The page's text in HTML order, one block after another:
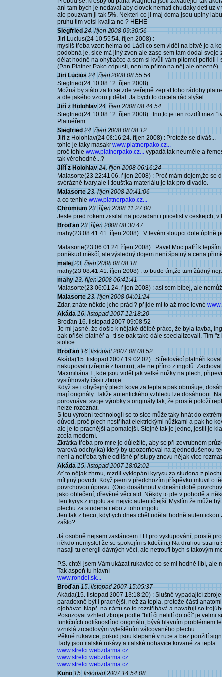
ani tam bych je nedaval aby clovek nematl chudaky deti uz
ale pouzvam ji tak 5%. Nekteri co ji maj doma jsou uplny
pruhu tim vetsi kvalita ne ? HEHE
Siegfried 24. říjen 2008 09:30:56
Jiri Lucius(24 10:55:54. říjen 2008) :
myslíš třeba vzor: helma od Láďi co sem viděl na bitvě jo a
podobná je, sice má jiný zvon ale zase sem tam dodal svoje
dělat hodně na ohýbačce a sem si kvůli vám pitomci pořídil
(Pan Platner Pako odpustí, není to přímo na něj ale obecně)
Jiri Lucius 24. říjen 2008 08:55:54
Siegfried(24 10:08:12. říjen 2008) :
Možná by stálo za to se zde veřejně zeptat toho rádoby
a dle jakého vzoru ji dělal. Ja bych to docela rád slyšel.
Jiří z Holohlav 24. říjen 2008 08:44:54
Siegfried(24 10:08:12. říjen 2008) : Inu,to je ten rozdíl mezi
Platnéřem.
Siegfried 24. říjen 2008 08:08:12
Jiří z Holohlav(24 08:16:24. říjen 2008) : Protože se díváš...
tohle je taky masakr www.platnerpako.cz...
proč tohle www.platnerpako.cz... vypadá tak neuměle a
tak věrohodně...?
Jiří z Holohlav 24. říjen 2008 06:16:24
Malasorte(23 22:41:06. říjen 2008) : Proč mám dojem,že se
svérázné tvary,ale i tloušťka materiálu je tak pro divadlo.
Malasorte 23. říjen 2008 20:41:06
a co tenhle www.platnerpako.cz...
Chromium 23. říjen 2008 11:27:00
Jeste pred rokem zasilal na pozadani i pricelist v ceskejch, v
Broďan 23. říjen 2008 08:30:47
mahy(23 08:41:41. říjen 2008) : V levém sloupci dole úplně
Malasorte(23 06:01:24. říjen 2008) : Pavel Moc patří k
poněkud měkčí, ale výsledný dojem není špatný a cena
malej 23. říjen 2008 08:08:18
mahy(23 08:41:41. říjen 2008) : to bude tím,že tam žádný
mahy 23. říjen 2008 06:41:41
Malasorte(23 06:01:24. říjen 2008) : asi sem blbej, ale
Malasorte 23. říjen 2008 04:01:24
Zdar, znáte někdo jeho práci? příjde mi to až moc levné
Akáda 16. listopad 2007 12:18:20
Broďan 16. listopad 2007 09:08:52
Je mi jasné, že došlo k nějaké dělbě práce, že byla tavba,
pak přišel platnéř a i ti se pak také dále specializovali. Tím
stolice.
Broďan 16. listopad 2007 08:08:52
Akáda(15. listopad 2007 19:02:02) : Středověcí platnéři
nakupovali (zřejmě z hamrů), ale ne přímo z ingotů.
Maxmiliána I., kde jsou vidět jak velké nůžky na plech,
vystřihovaly části zbroje.
Když se i obyčejný plech kove za tepla a pak obrušuje,
mají originály. Takže autentického vzhledu lze dosáhnout.
porovnávat svoje výrobky s originály tak, že prostě položí
nelze rozeznat.
S tou výrobní technologií se to sice může taky hnát do
důvod, proč plech nestříhat elektrickými nůžkami a pak ho
ale je to pracnější a pomalejší. Stejně tak je jedno, jestli je
zcela moderní.
Zkrátka třeba pro mne je důležité, aby se při zevrubném
tvarová odchylka) který by upozorňoval na zjednodušenou
není a netřeba tyhle odlišné přístupy znovu nějak více
Akáda 15. listopad 2007 18:02:02
Ať to nějak zhrnu, rozdíl vyklepání kyrysu za studena z
mít jiný povrch. Když jsem v předchozím příspěvku mluvil o
povrchovou úpravu. (Ono dosáhnout v dnešní době
jako oblečení, dřevěné věci atd. Někdy to jde v pohodě a
Ten kyrys z ingotu asi nejvíc autentičtejší. Myslím že může
plechu za studena nebo z toho ingotu.
Jen tak z hecu, kdybych dnes chěl udělat hodně
zašlo?
Já osobně nejsem zastáncem LH pro vystupování, prostě
někdo nemyslel že se spokojím s kdečím.) Na druhou
nasaji tu energii dávných věcí, ale netroufl bych s takovým
P.S. chtěl jsem Vám ukázat rukavice co se mi hodně líbí, ale
Tak aspoň tu hlavní
www.rondel.sk...
Broďan 15. listopad 2007 15:05:37
Akáda(15. listopad 2007 13:18:20) : Slušně vypadající
paradoxně být i pracnější, než za tepla, protože části
ojebávat. Např. na nártu se to rozstřihává a navařují se
Posuzovat vzhled zbroje podle "bití či nebití do očí" je velmi
funkčních odlišností od originálů, bývá hlavním problémem
vzniklá zrcadlovým vyleštěním válcovaného plechu.
Pěkné rukavice, pokud jsou klepané v ruce a bez použití
Tady jsou italské rukávy a italské nohavice kované za tepla:
www.strelci.webzdarma.cz...
www.strelci.webzdarma.cz...
www.strelci.webzdarma.cz...
Kuno 15. listopad 2007 14:54:08